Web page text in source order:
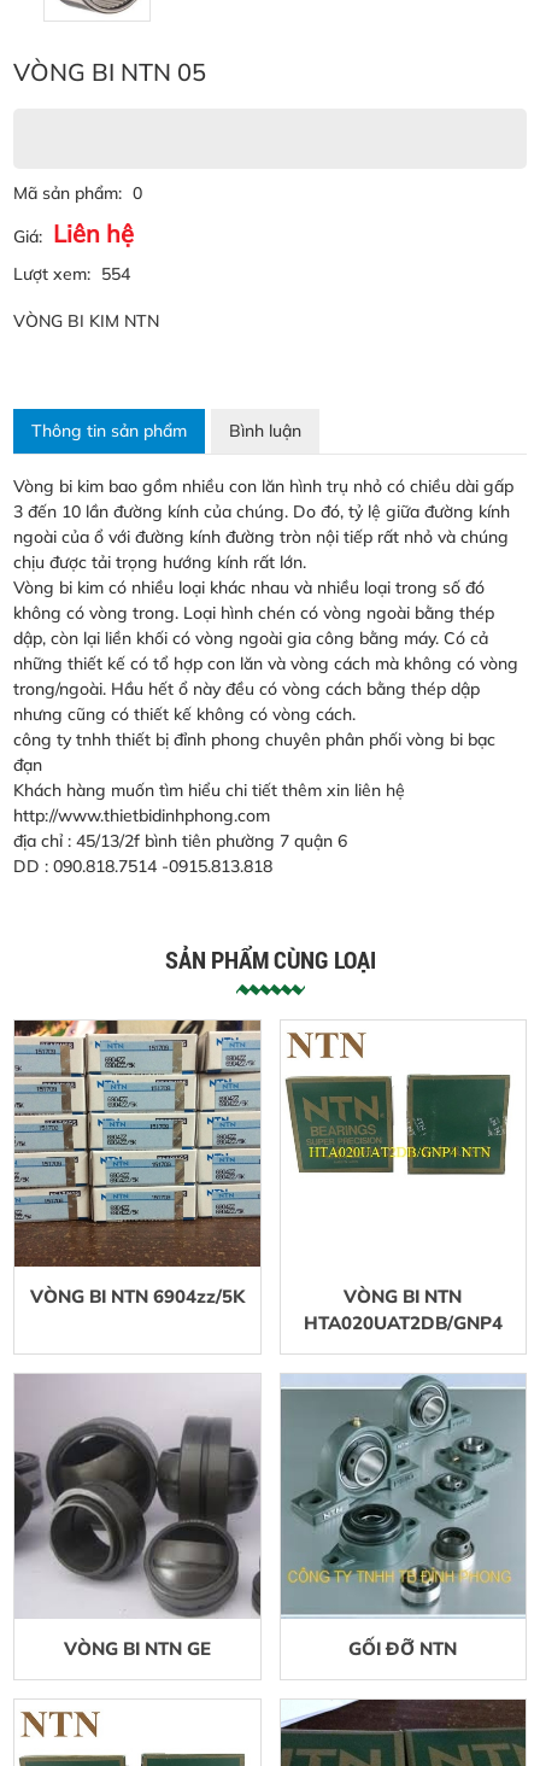
VÒNG BI NTN 05
Mã sản phẩm: 0
Giá: Liên hệ
Lượt xem: 554
VÒNG BI KIM NTN
Thông tin sản phẩm Bình luận
Vòng bi kim bao gồm nhiều con lăn hình trụ nhỏ có chiều dài gấp
3 đến 10 lần đường kính của chúng. Do đó, tỷ lệ giữa đường kính
ngoài của ổ với đường kính đường tròn nội tiếp rất nhỏ và chúng
chịu được tải trọng hướng kính rất lớn.
Vòng bi kim có nhiều loại khác nhau và nhiều loại trong số đó
không có vòng trong. Loại hình chén có vòng ngoài bằng thép
dập, còn lại liền khối có vòng ngoài gia công bằng máy. Có cả
những thiết kế có tổ hợp con lăn và vòng cách mà không có vòng
trong/ngoài. Hầu hết ổ này đều có vòng cách bằng thép dập
nhưng cũng có thiết kế không có vòng cách.
công ty tnhh thiết bị đỉnh phong chuyên phân phối vòng bi bạc
đạn
Khách hàng muốn tìm hiểu chi tiết thêm xin liên hệ
http://www.thietbidinhphong.com
địa chỉ : 45/13/2f bình tiên phường 7 quận 6
DD : 090.818.7514 -0915.813.818
SẢN PHẨM CÙNG LOẠI
VÒNG BI NTN 6904zz/5K
VÒNG BI NTN
HTA020UAT2DB/GNP4
VÒNG BI NTN GE GỐI ĐỠ NTN